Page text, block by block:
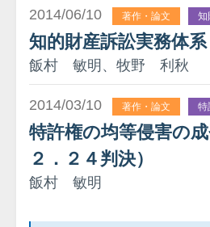
2014/06/10 著作・論文 知
知的財産訴訟実務体
飯村 敏明、牧野 利秋
2014/03/10 著作・論文 特
特許権の均等侵害の
２．２４判決）
飯村 敏明